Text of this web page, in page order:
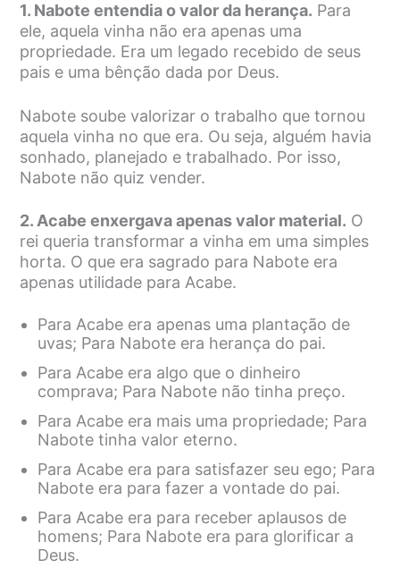
1. Nabote entendia o valor da herança. Para
ele, aquela vinha não era apenas uma
propriedade. Era um legado recebido de seus
pais e uma bênção dada por Deus.
Nabote soube valorizar o trabalho que tornou
aquela vinha no que era. Ou seja, alguém havia
sonhado, planejado e trabalhado. Por isso,
Nabote não quiz vender.
2. Acabe enxergava apenas valor material. O
rei queria transformar a vinha em uma simples
horta. O que era sagrado para Nabote era
apenas utilidade para Acabe.
Para Acabe era apenas uma plantação de
uvas; Para Nabote era herança do pai.
Para Acabe era algo que o dinheiro
comprava; Para Nabote não tinha preço.
Para Acabe era mais uma propriedade; Para
Nabote tinha valor eterno.
Para Acabe era para satisfazer seu ego; Para
Nabote era para fazer a vontade do pai.
Para Acabe era para receber aplausos de
homens; Para Nabote era para glorificar a
Deus.